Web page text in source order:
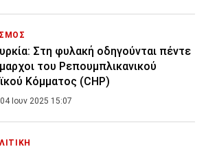
Στη φυλακή οδηγούνται πέντε
του Ρεπουμπλικανικού
Κόμματος (CHP)
04 Ιουν 2025 15:07